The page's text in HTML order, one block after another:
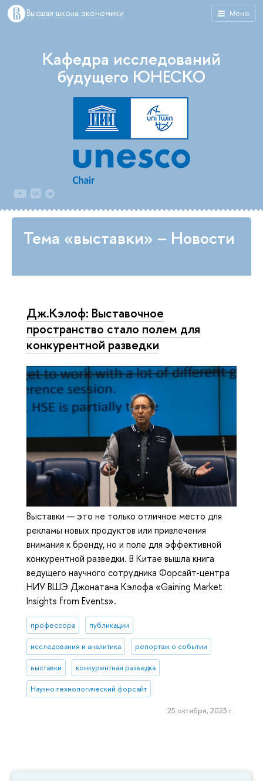
Меню
Высшая школа экономики
Кафедра исследований
будущего ЮНЕСКО
Тема «выставки» – Новости
Дж.Кэлоф: Выставочное
пространство стало полем для
конкурентной разведки
Выставки — это не только отличное место для
рекламы новых продуктов или привлечения
внимания к бренду, но и поле для эффективной
конкурентной разведки. В Китае вышла книга
ведущего научного сотрудника Форсайт-центра
НИУ ВШЭ Джонатана Кэлофа «Gaining Market
Insights from Events».
профессора публикации
исследования и аналитика репортаж о событии
выставки конкурентная разведка
Научно-технологический форсайт
25 октября, 2023 г.